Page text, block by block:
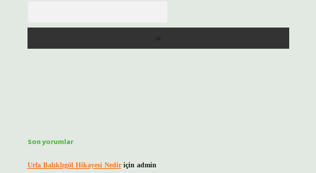
Son yorumlar
Urfa Balıklıgöl Hikayesi Nediriçin admin